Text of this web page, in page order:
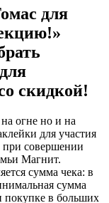
для
скидкой!
огне но и на
для участия
при совершении
Магнит.
сумма чека: в
сумма
покупке в больших